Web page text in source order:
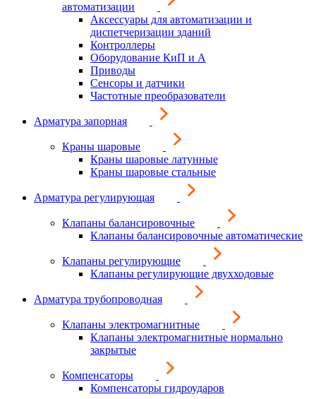
автоматизации
Аксессуары для автоматизации и
диспетчеризации зданий
Контроллеры
Оборудование КиП и А
Приводы
Сенсоры и датчики
Частотные преобразователи
Арматура запорная
Краны шаровые
Краны шаровые латунные
Краны шаровые стальные
Арматура регулирующая
Клапаны балансировочные
Клапаны балансировочные автоматические
Клапаны регулирующие
Клапаны регулирующие двухходовые
Арматура трубопроводная
Клапаны электромагнитные
Клапаны электромагнитные нормально
закрытые
Компенсаторы
Компенсаторы гидроударов